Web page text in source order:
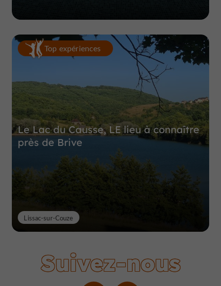
Top expériences
Le Lac du Causse, LE lieu à connaître
près de Brive
Lissac-sur-Couze
Suivez-nous